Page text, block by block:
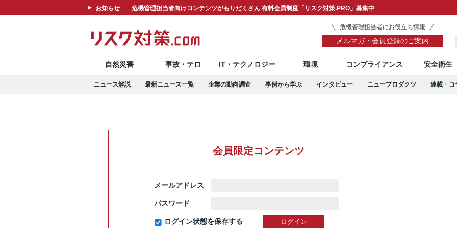
お知らせ 危機管理担当者向けコンテンツがもりだくさん 有料会員制度「リスク対策.PRO」募集中
危機管理担当者にお役立ち情報
メルマガ・会員登録のご案内
自然災害 事故・テロ IT・テクノロジー 環境 コンプライアンス 安全衛生
ニュース解説 最新ニュース一覧 企業の動向調査 事例から学ぶ インタビュー ニュープロダクツ 連載・コ
会員限定コンテンツ
メールアドレス
パスワード
ログイン状態を保存する